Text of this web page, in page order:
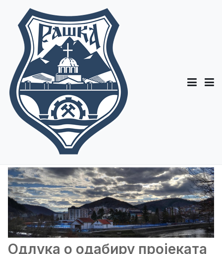
Одлука о одабиру пројеката